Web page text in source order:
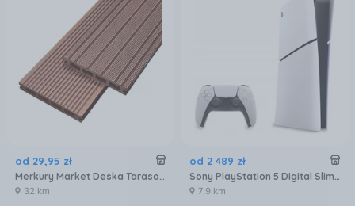
od 29,95 zł
Merkury Market Deska Tarasowa Mercado Basic Brąz 2000X120X20Mm MR5601072
32 km
od 2 489 zł
Sony PlayStation 5 Digital Slim 825GB
7,9 km